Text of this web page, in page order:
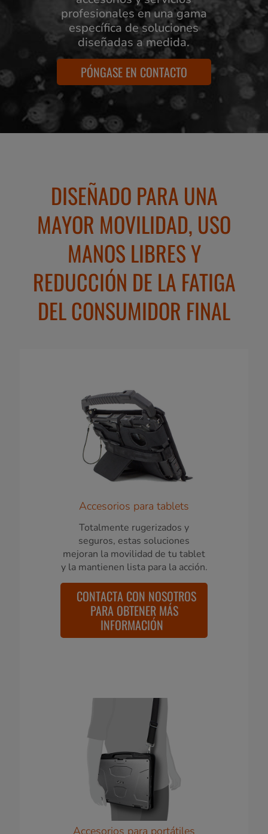
profesionales en una gama
específica de soluciones
diseñadas a medida.
PÓNGASE EN CONTACTO
DISEÑADO PARA UNA
MAYOR MOVILIDAD, USO
MANOS LIBRES Y
REDUCCIÓN DE LA FATIGA
DEL CONSUMIDOR FINAL
Accesorios para tablets
Totalmente rugerizados y
seguros, estas soluciones
mejoran la movilidad de tu tablet
y la mantienen lista para la acción.
CONTACTA CON NOSOTROS
PARA OBTENER MÁS
INFORMACIÓN
Accesorios para portátiles